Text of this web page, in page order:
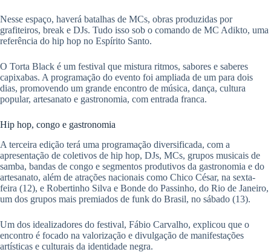
Nesse espaço, haverá batalhas de MCs, obras produzidas por
grafiteiros, break e DJs. Tudo isso sob o comando de MC Adikto, uma
referência do hip hop no Espírito Santo.
O Torta Black é um festival que mistura ritmos, sabores e saberes
capixabas. A programação do evento foi ampliada de um para dois
dias, promovendo um grande encontro de música, dança, cultura
popular, artesanato e gastronomia, com entrada franca.
Hip hop, congo e gastronomia
A terceira edição terá uma programação diversificada, com a
apresentação de coletivos de hip hop, DJs, MCs, grupos musicais de
samba, bandas de congo e segmentos produtivos da gastronomia e do
artesanato, além de atrações nacionais como Chico César, na sexta-
feira (12), e Robertinho Silva e Bonde do Passinho, do Rio de Janeiro,
um dos grupos mais premiados de funk do Brasil, no sábado (13).
Um dos idealizadores do festival, Fábio Carvalho, explicou que o
encontro é focado na valorização e divulgação de manifestações
artísticas e culturais da identidade negra.